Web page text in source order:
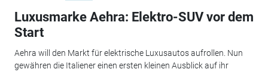
Luxusmarke Aehra: Elektro-SUV vor dem
Start
Aehra will den Markt für elektrische Luxusautos aufrollen. Nun
gewähren die Italiener einen ersten kleinen Ausblick auf ihr